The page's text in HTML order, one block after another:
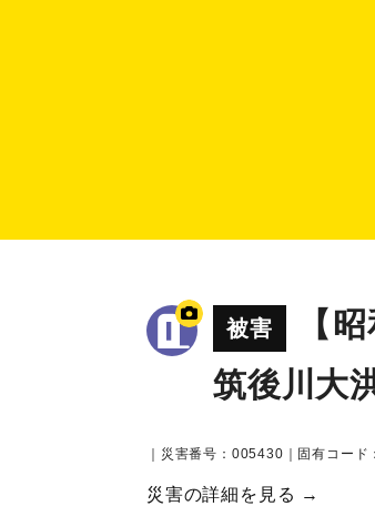
被害
【
筑後川大
｜災害番号：005430｜固有コー
災害の詳細を見る →